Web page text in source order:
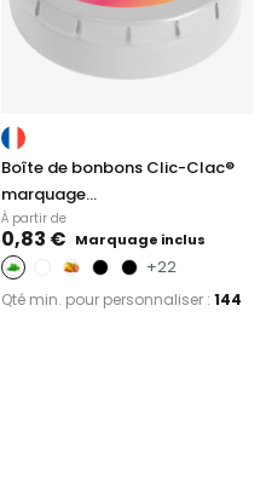
Boîte de bonbons Clic-Clac®
marquage...
À partir de
0,83 € Marquage inclus
+22
Qté min. pour personnaliser : 144